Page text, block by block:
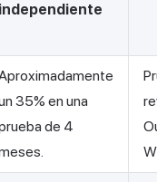
independiente
35% en una
de 4